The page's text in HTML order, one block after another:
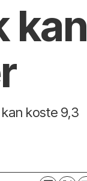
kan
koste 9,3